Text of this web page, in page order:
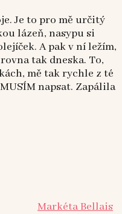
Je to pro mě určitý
lázeň, nasypu si
A pak v ní ležím,
tak dneska. To,
mě tak rychle z té
napsat. Zapálila
Markéta Bellais